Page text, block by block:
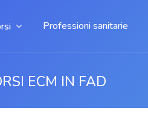
Professioni sanitarie
ECM IN FAD